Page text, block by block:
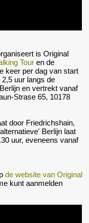
is Original
Tour en de
keer per dag van start
uur langs de
en vertrekt vanaf
Strase 65, 10178
door Friedrichshain,
Berlijn laat
uur, eveneens vanaf
de website van Original
kunt aanmelden